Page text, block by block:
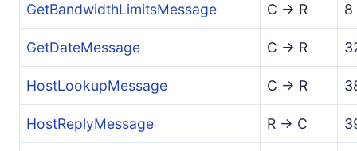
GetBandwidthLimitsMessage C -> R 8
GetDateMessage C -> R
HostLookupMessage C -> R
HostReplyMessage R -> C